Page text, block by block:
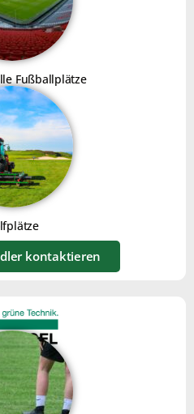
Joker : de l’étude à la
MÄRZ 2021
GEPFLEGTEN
Fußballplätze
kontaktieren